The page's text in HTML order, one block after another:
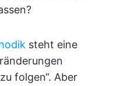
steht eine
folgen“. Aber